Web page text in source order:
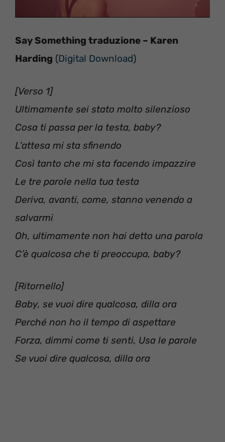
Say Something traduzione – Karen
Harding (Digital Download)
[Verso 1]
Ultimamente sei stato molto silenzioso
Cosa ti passa per la testa, baby?
L’attesa mi sta sfinendo
Così tanto che mi sta facendo impazzire
Le tre parole nella tua testa
Deriva, avanti, come, stanno venendo a
salvarmi
Oh, ultimamente non hai detto una parola
C’è qualcosa che ti preoccupa, baby?
[Ritornello]
Baby, se vuoi dire qualcosa, dilla ora
Perché non ho il tempo di aspettare
Forza, dimmi come ti senti, Usa le parole
Se vuoi dire qualcosa, dilla ora